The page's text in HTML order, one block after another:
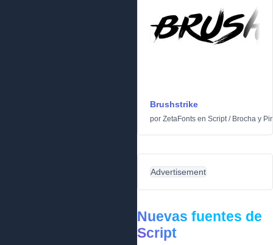
Brushstrike
por ZetaFonts en Script/ Brocha y
Advertisement
Nuevas fuentes de
Script